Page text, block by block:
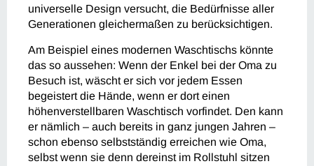
universelle Design versucht, die Bedürfnisse aller
Generationen gleichermaßen zu berücksichtigen.
Am Beispiel eines modernen Waschtischs könnte
das so aussehen: Wenn der Enkel bei der Oma zu
Besuch ist, wäscht er sich vor jedem Essen
begeistert die Hände, wenn er dort einen
höhenverstellbaren Waschtisch vorfindet. Den kann
er nämlich – auch bereits in ganz jungen Jahren –
schon ebenso selbstständig erreichen wie Oma,
selbst wenn sie denn dereinst im Rollstuhl sitzen